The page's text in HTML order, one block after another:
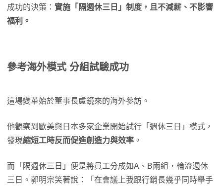
成功的決策： 實施「隔週休三日」制度，且不減薪、不影響
福利。
參考海外模式 分組試驗成功
這場變革始於董事長盧鏡來的海外參訪。
他觀察到歐美與日本多家企業開始試行「週休三日」模式，
發現縮短工時反而促進創造力與效率 。
而「隔週休三日」便是將員工分成如A、B兩組，輪流週休
三日。郭明宗笑著說：「在會議上我跟行銷長幾乎同時舉手